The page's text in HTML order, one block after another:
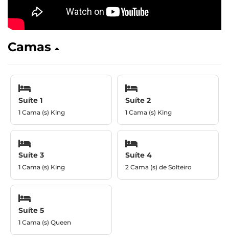
Camas
Suíte 1
1 Cama (s) King
Suíte 2
1 Cama (s) King
Suíte 3
1 Cama (s) King
Suíte 4
2 Cama (s) de Solteiro
Suíte 5
1 Cama (s) Queen